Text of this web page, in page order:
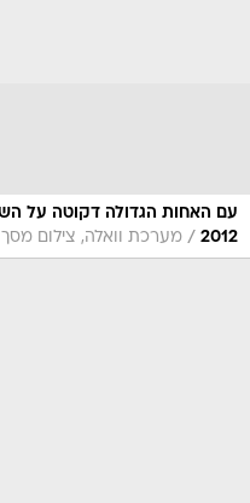
2012
/ מערכת וואלה, צילום מסך